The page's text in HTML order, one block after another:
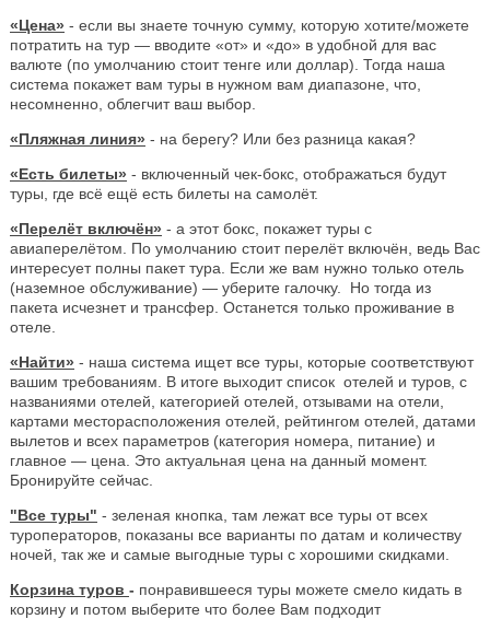
«Цена» - если вы знаете точную сумму, которую хотите/можете
потратить на тур — вводите «от» и «до» в удобной для вас
валюте (по умолчанию стоит тенге или доллар). Тогда наша
система покажет вам туры в нужном вам диапазоне, что,
несомненно, облегчит ваш выбор.
«Пляжная линия» - на берегу? Или без разница какая?
«Есть билеты» - включенный чек-бокс, отображаться будут
туры, где всё ещё есть билеты на самолёт.
«Перелёт включён» - а этот бокс, покажет туры с
авиаперелётом. По умолчанию стоит перелёт включён, ведь Вас
интересует полны пакет тура. Если же вам нужно только отель
(наземное обслуживание) — уберите галочку. Но тогда из
пакета исчезнет и трансфер. Останется только проживание в
отеле.
«Найти» - наша система ищет все туры, которые соответствуют
вашим требованиям. В итоге выходит список отелей и туров, с
названиями отелей, категорией отелей, отзывами на отели,
картами месторасположения отелей, рейтингом отелей, датами
вылетов и всех параметров (категория номера, питание) и
главное — цена. Это актуальная цена на данный момент.
Бронируйте сейчас.
"Все туры" - зеленая кнопка, там лежат все туры от всех
туроператоров, показаны все варианты по датам и количеству
ночей, так же и самые выгодные туры с хорошими скидками.
Корзина туров - понравившееся туры можете смело кидать в
корзину и потом выберите что более Вам подходит